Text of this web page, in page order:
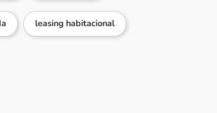
leasing habitacional